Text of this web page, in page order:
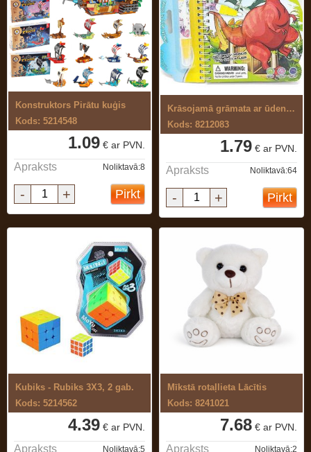
Konstruktors Pirātu kuģis
Kods: 5214548
1.09 € ar PVN.
Apraksts Noliktavā:8
- + Pirkt
Krāsojamā grāmata ar ūdens flomasteri
Kods: 8212083
1.79 € ar PVN.
Apraksts Noliktavā:64
- + Pirkt
Kubiks - Rubiks 3X3, 2 gab.
Kods: 5214562
4.39 € ar PVN.
Apraksts Noliktavā:5
Mīkstā rotaļlieta Lācītis
Kods: 8241021
7.68 € ar PVN.
Apraksts Noliktavā:2